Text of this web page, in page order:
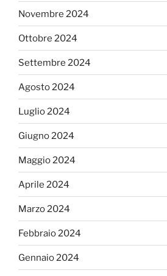
Novembre 2024
Ottobre 2024
Settembre 2024
Agosto 2024
Luglio 2024
Giugno 2024
Maggio 2024
Aprile 2024
Marzo 2024
Febbraio 2024
Gennaio 2024